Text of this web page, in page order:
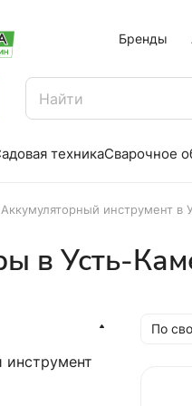
Бренды
техникаСварочное
Аккумуляторный инструмент в
в Усть-
По
инструмент